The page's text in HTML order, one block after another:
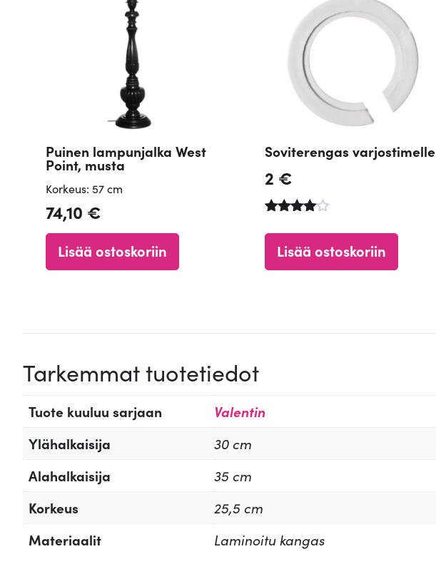
Puinen lampunjalka West
Point, musta
Korkeus: 57 cm
74,10 €
Lisää ostoskoriin
Soviterengas varjostimelle
2 €
tuotteesta
4.82
/ 5
Lisää ostoskoriin
Tarkemmat tuotetiedot
Tuote kuuluu sarjaan
Valentin
Ylähalkaisija
30 cm
Alahalkaisija
35 cm
Korkeus
25,5 cm
Materiaalit
Laminoitu kangas